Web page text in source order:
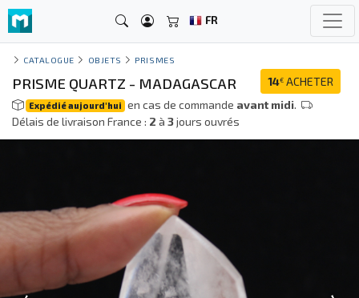
FR
CATALOGUE OBJETS PRISMES
14€ ACHETER
PRISME QUARTZ - MADAGASCAR
Expédié aujourd'hui en cas de commande avant midi.
Délais de livraison France : 2 à 3jours ouvrés